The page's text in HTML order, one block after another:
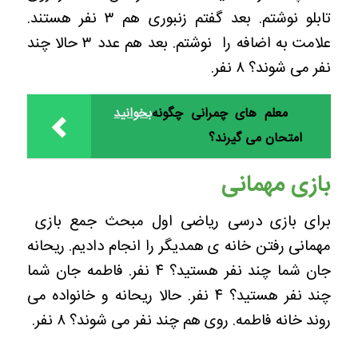
تابلو نوشتم. بعد گفتم زنبوری هم ۳ نفر هستند.
علامت به اضافه را نوشتم. بعد هم عدد ۳‌ حالا چند
نفر می شوند؟ ۸ نفر.
بخوانیدمعلم های چمرانی چگونه
امتحان می گیرند؟
بازی مهمانی
برای بازی درسی ریاضی اول مبحث جمع بازی
مهمانی رفتن خانه ی همدیگر را انجام دادیم. ریحانه
جان شما چند نفر هستید؟ ۴ نفر. فاطمه جان شما
چند نفر هستید؟ ۴ نفر. حالا ریحانه و خانواده می
روند خانه فاطمه. روی هم چند نفر می شوند؟ ۸ نفر.